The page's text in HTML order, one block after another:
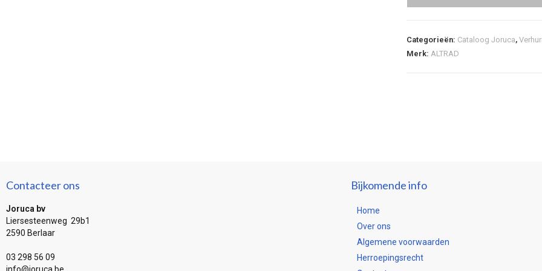
Categorieën: Cataloog Joruca,
Merk: ALTRAD
Contacteer ons
Joruca bv
Liersesteenweg 29b1
2590 Berlaar
03 298 56 09
Bijkomende info
Home
Over ons
Algemene voorwaarden
Herroepingsrecht